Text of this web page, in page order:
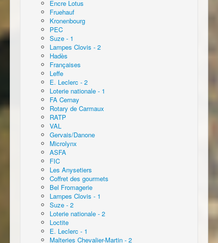
Encre Lotus
Fruehauf
Kronenbourg
PEC
Suze - 1
Lampes Clovis - 2
Hadès
Françaises
Leffe
E. Leclerc - 2
Loterie nationale - 1
FA Cernay
Rotary de Carmaux
RATP
VAL
Gervais/Danone
Microlynx
ASFA
FIC
Les Anysetiers
Coffret des gourmets
Bel Fromagerie
Lampes Clovis - 1
Suze - 2
Loterie nationale - 2
Loctite
E. Leclerc - 1
Malteries Chevalier-Martin - 2